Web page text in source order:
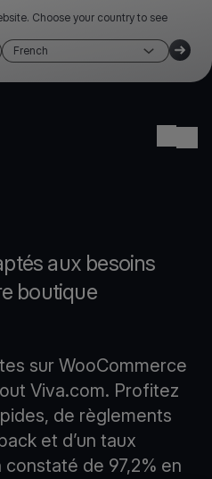
Choose your country to see
French
aux besoins
boutique
sur WooCommerce
Viva.com. Profitez
de règlements
et d’un taux
de 97,2% en